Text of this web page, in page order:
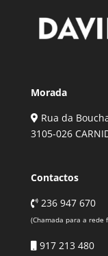
Morada
Rua da
3105-026
Contactos
236 947 670
(Chamada para a rede
917 213 480